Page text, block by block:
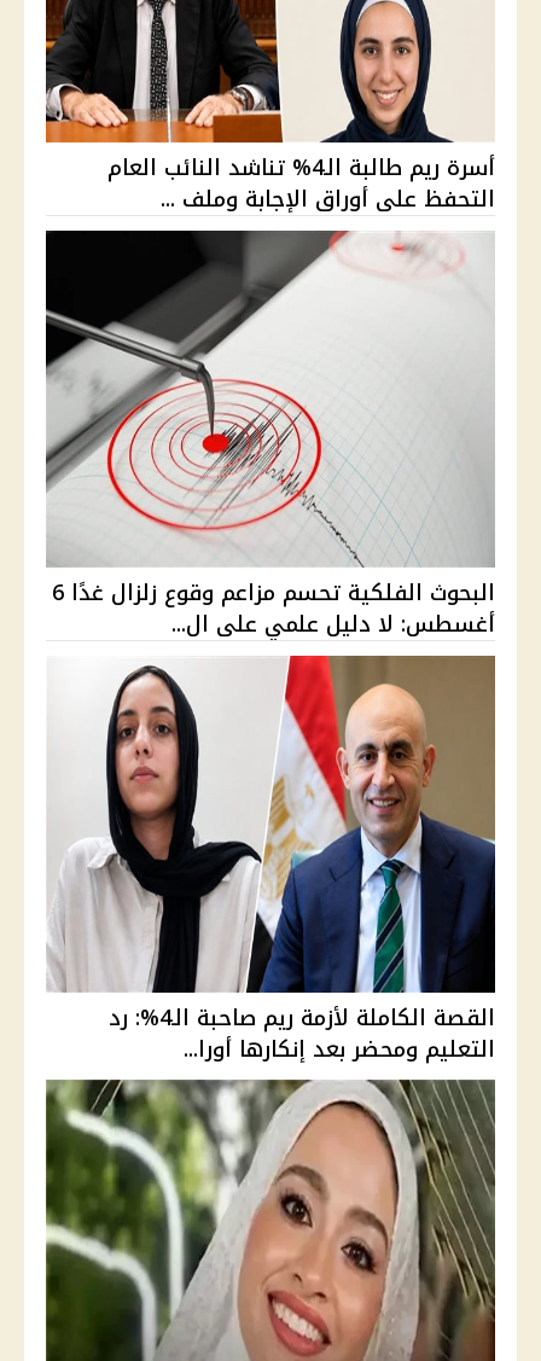
أسرة ريم طالبة الـ4% تناشد النائب العام
التحفظ على أوراق الإجابة وملف ...
البحوث الفلكية تحسم مزاعم وقوع زلزال غدًا 6
أغسطس: لا دليل علمي على ال...
القصة الكاملة لأزمة ريم صاحبة الـ4%: رد
التعليم ومحضر بعد إنكارها أورا...